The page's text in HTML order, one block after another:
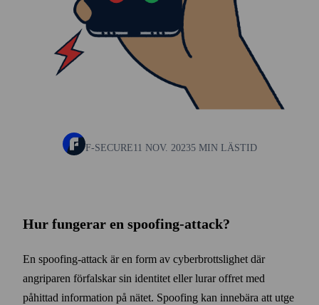
F-SECURE11 NOV. 20235 MIN LÄSTID
Hur fungerar en spoofing-attack?
En spoofing-attack är en form av cyber­brottslighet där
angriparen förfalskar sin identitet eller lurar offret med
påhittad information på nätet. Spoofing kan innebära att utge